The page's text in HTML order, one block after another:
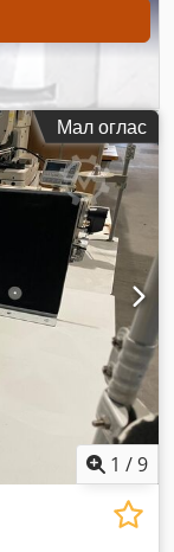
Мал оглас
1 /9